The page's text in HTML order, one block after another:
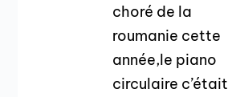
choré de la
roumanie cette
année,le piano
circulaire c’était